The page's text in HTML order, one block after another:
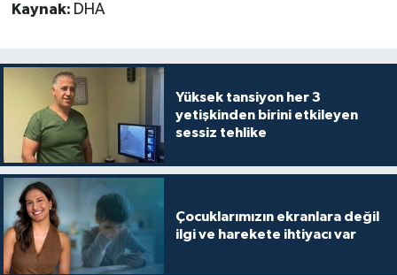
Kaynak: DHA
Yüksek tansiyon her 3
yetişkinden birini etkileyen
sessiz tehlike
Çocuklarımızın ekranlara değil
ilgi ve harekete ihtiyacı var